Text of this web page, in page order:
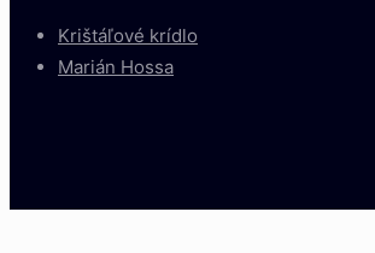
Krištáľové krídlo
Marián Hossa